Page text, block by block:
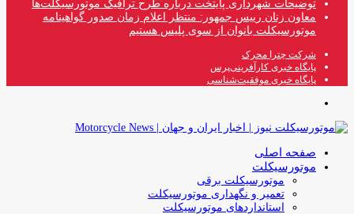
توضیحات شهرداری پایتخت درباره طرح ترافیک موتورسیکلت‌ها
معاون زنان رییس جمهور: منتظر اعلام زمان صدور گواهینامه
موتورسیکلت بانوان از سوی پلیس هستیم
شرکت چترا محرک
پایگاه خبری کارآفرینی‌پرس
پایگاه خبری موفقیت‌شناسی
صفحه اصلی
موتورسیکلت
موتورسیکلت برقی
تعمیر و نگهداری موتورسیکلت
استانداردهای موتورسیکلت